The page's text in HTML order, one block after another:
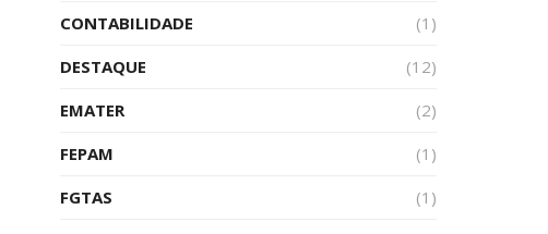
CONTABILIDADE
(1)
DESTAQUE
(12)
EMATER
(2)
FEPAM
(1)
FGTAS
(1)